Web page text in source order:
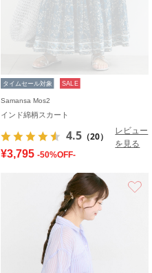
タイムセール対象 SALE
Samansa Mos2
インド綿柄スカート
4.5 （20）
レビュー
を見る
¥3,795 -50%OFF-